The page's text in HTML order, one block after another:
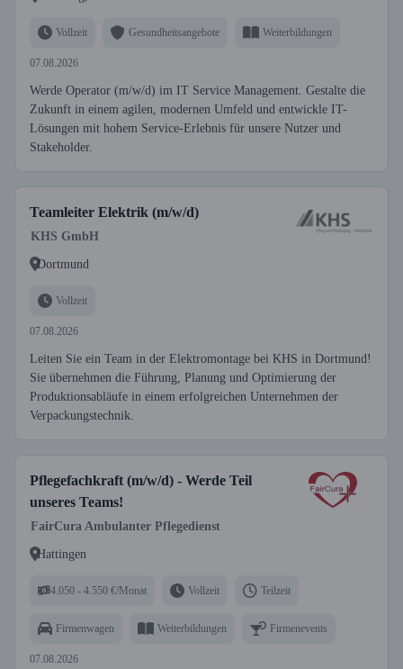
Vollzeit Gesundheitsangebote Weiterbildungen
07.08.2026
Werde Operator (m/w/d) im IT Service Management. Gestalte die
Zukunft in einem agilen, modernen Umfeld und entwickle IT-
Lösungen mit hohem Service-Erlebnis für unsere Nutzer und
Stakeholder.
Teamleiter Elektrik (m/w/d)
KHS GmbH
Dortmund
Vollzeit
07.08.2026
Leiten Sie ein Team in der Elektromontage bei KHS in Dortmund!
Sie übernehmen die Führung, Planung und Optimierung der
Produktionsabläufe in einem erfolgreichen Unternehmen der
Verpackungstechnik.
Pflegefachkraft (m/w/d) - Werde Teil
unseres Teams!
FairCura Ambulanter Pflegedienst
Hattingen
4.050 - 4.550 €/Monat Vollzeit Teilzeit
Firmenwagen Weiterbildungen Firmenevents
07.08.2026